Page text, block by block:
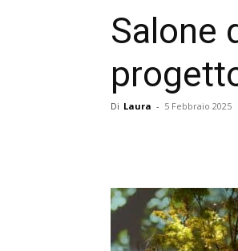
Salone
Di Laura - 5 Febbraio 2025